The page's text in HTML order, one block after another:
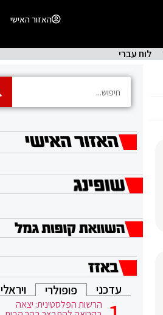
האזור האישי
לוח עברי
עדכני פופולרי ויראלי
הרשות הפלסטינית: יצאה